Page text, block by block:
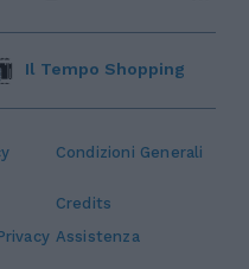
Condizioni Generali
Credits
Assistenza
Il Tempo Shopping